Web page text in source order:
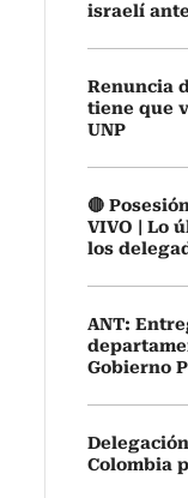
israelí
Renuncia
tiene que
UNP
🔴
VIVO | Lo
los
ANT:
Gobierno
Colombia